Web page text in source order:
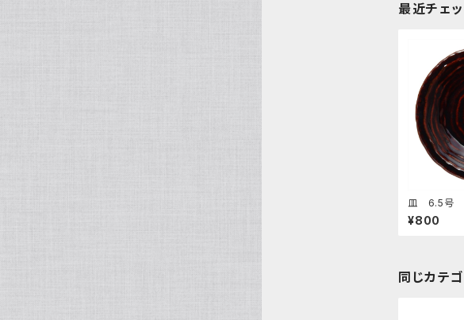
最近チェ
皿 6.5号
¥800
同じカテ